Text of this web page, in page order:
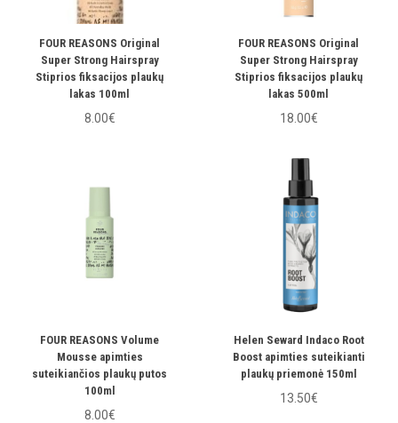
FOUR REASONS Original
Super Strong Hairspray
Stiprios fiksacijos plaukų
lakas 100ml
8.00€
FOUR REASONS Original
Super Strong Hairspray
Stiprios fiksacijos plaukų
lakas 500ml
18.00€
FOUR REASONS Volume
Mousse apimties
suteikiančios plaukų putos
100ml
8.00€
Helen Seward Indaco Root
Boost apimties suteikianti
plaukų priemonė 150ml
13.50€